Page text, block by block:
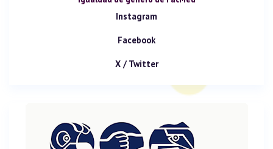
Instagram
Facebook
X / Twitter